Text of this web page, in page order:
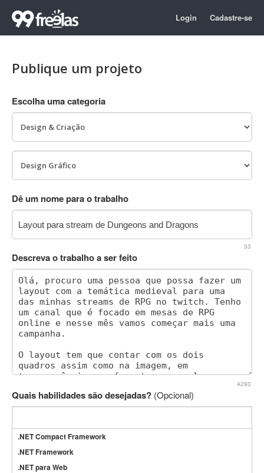
Login Cadastre-se
Publique um projeto
Escolha uma categoria
Dê um nome para o trabalho
33
Descreva o trabalho a ser feito
4293
Quais habilidades são desejadas? (Opcional)
.NET Compact Framework
.NET Framework
.NET para Web